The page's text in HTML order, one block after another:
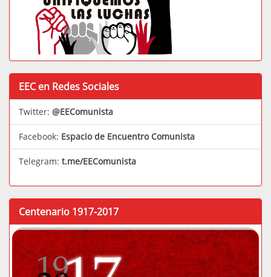
EEC en Redes Sociales
Twitter: @EEComunista
Facebook: Espacio de Encuentro Comunista
Telegram: t.me/EEComunista
Centenario 1917-2017